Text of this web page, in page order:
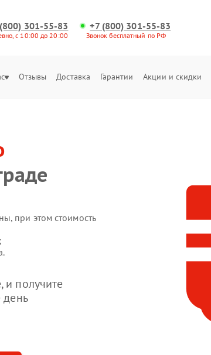
301-55-83
с 10:00 до 20:00
+7 (800) 301-55-83
Звонок бесплатный по РФ
Отзывы Доставка Гарантии Акции и скидки
при этом стоимость
и получите
день